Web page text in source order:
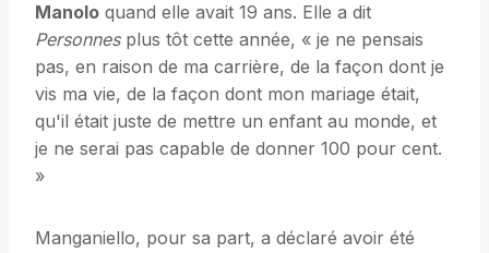
Manolo quand elle avait 19 ans. Elle a dit
Personnesplus tôt cette année, « je ne pensais
pas, en raison de ma carrière, de la façon dont je
vis ma vie, de la façon dont mon mariage était,
qu'il était juste de mettre un enfant au monde, et
je ne serai pas capable de donner 100 pour cent.
»
Manganiello, pour sa part, a déclaré avoir été